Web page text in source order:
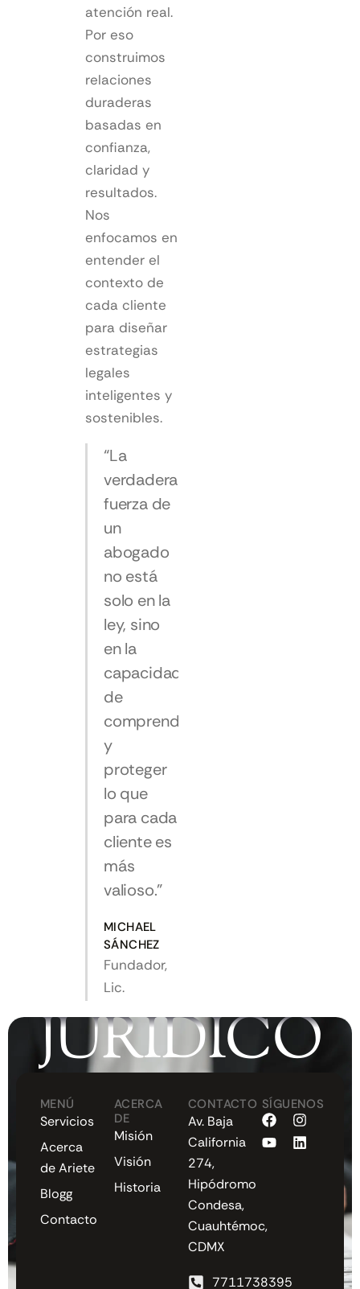
atención real.
Por eso
construimos
relaciones
duraderas
basadas en
confianza,
claridad y
resultados.
Nos
enfocamos en
entender el
contexto de
cada cliente
para diseñar
estrategias
legales
inteligentes y
sostenibles.
“La
verdadera
fuerza de
un
abogado
no está
solo en la
ley, sino
en la
capacidad
de
comprender
y
proteger
lo que
para cada
cliente es
más
valioso.”
MICHAEL
SÁNCHEZ
Fundador,
Lic.
JURÍDICO
MENÚ
Servicios
Acerca
de Ariete
Blogg
Contacto
ACERCA
DE
Misión
Visión
Historia
CONTACTO
Av. Baja
California
274,
Hipódromo
Condesa,
Cuauhtémoc,
CDMX
7711738395
SÍGUENOS
F
a
c
I
n
s
Y
o
u
L
i
n